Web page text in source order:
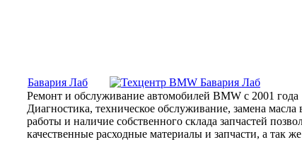
Бавария Лаб
Ремонт и обслуживание автомобилей BMW с 2001 года
Диагностика, техническое обслуживание, замена
работы и наличие собственного склада запчастей
качественные расходные материалы и запчасти, а так